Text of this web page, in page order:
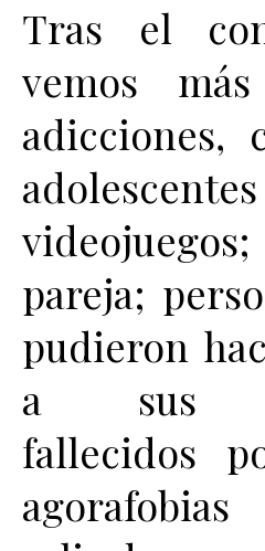
Tras el
vemos
adicciones,
pareja;
pudieron
a sus
fallecidos